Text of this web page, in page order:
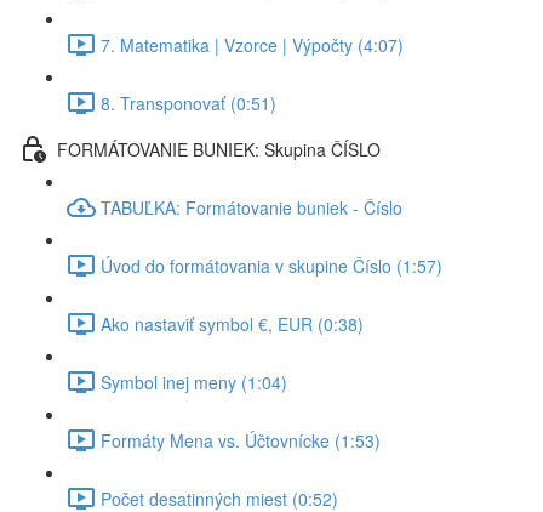
7. Matematika | Vzorce | Výpočty (4:07)
8. Transponovať (0:51)
FORMÁTOVANIE BUNIEK: Skupina ČÍSLO
TABUĽKA: Formátovanie buniek - Číslo
Úvod do formátovania v skupine Číslo (1:57)
Ako nastaviť symbol €, EUR (0:38)
Symbol inej meny (1:04)
Formáty Mena vs. Účtovnícke (1:53)
Počet desatinných miest (0:52)